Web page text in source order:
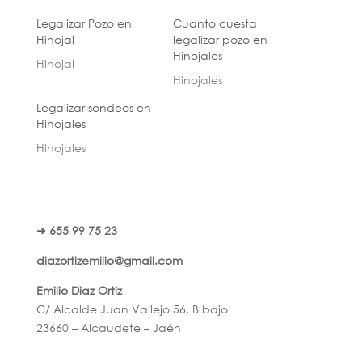
Legalizar Pozo en
Hinojal
Hinojal
Cuanto cuesta
legalizar pozo en
Hinojales
Hinojales
Legalizar sondeos en
Hinojales
Hinojales
➜ 655 99 75 23
diazortizemilio@gmail.com
Emilio Diaz Ortiz
C/ Alcalde Juan Vallejo 56, B bajo
23660 – Alcaudete – Jaén